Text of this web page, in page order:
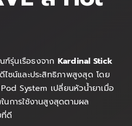
นเรือธงจาก Kardinal Stick
ซน์และประสิทธิภาพสูงสุด โดย
System เปลี่ยนหัวน้ำยาเมื่อ
นการใช้งานสูงสุดตามผล
ดี